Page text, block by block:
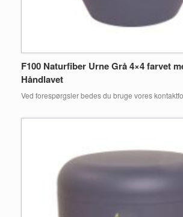
F100 Naturfiber Urne Grå 4×4 farvet
Håndlavet
Ved forespørgsler bedes du bruge vores